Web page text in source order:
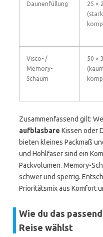
Daunenfüllung
25 ×
(stark
Visco- /
Memory-
Schaum
50 ×
Zusammenfassend gilt:
aufblasbare Kissen oder
bieten kleines Packmaß
und Hohlfaser sind ein
Packvolumen. Memory-
schwer und sperrig.
Prioritätsmix aus Komfort
Wie du das
Reise wählst